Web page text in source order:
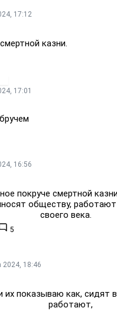
17:12
казни.
17:01
16:56
покруче смертной
обществу,
своего века.
5
2024, 18:46
их показываю как, сидят
работают,